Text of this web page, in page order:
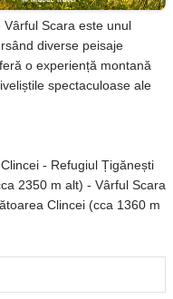
Scara este unul
diverse peisaje
o experiență montană
spectaculoase ale
- Refugiul Țigănești
2350 m alt) - Vârful Scara
Clincei (cca 1360 m